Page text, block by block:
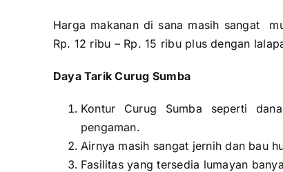
Harga makanan di sana masih sangat
Rp. 12 ribu – Rp. 15 ribu plus dengan
Daya Tarik Curug Sumba
Kontur Curug Sumba seperti
pengaman.
Airnya masih sangat jernih dan bau
Fasilitas yang tersedia lumayan